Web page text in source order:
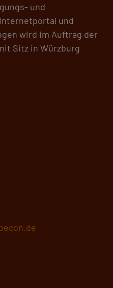
und
und
wird im Auftrag der
Sitz in Würzburg